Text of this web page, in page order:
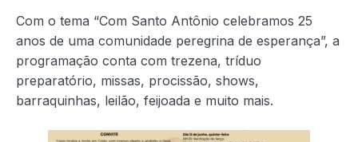
Com o tema “Com Santo Antônio celebramos 25
anos de uma comunidade peregrina de esperança”, a
programação conta com trezena, tríduo
preparatório, missas, procissão, shows,
barraquinhas, leilão, feijoada e muito mais.